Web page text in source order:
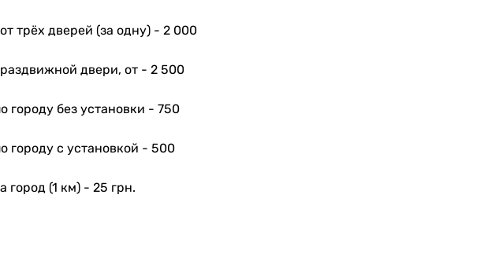
трёх дверей (за одну) -2 000
раздвижной двери, от -2 500
городу без установки -750
городу с установкой -500
город (1 км) -25 грн.